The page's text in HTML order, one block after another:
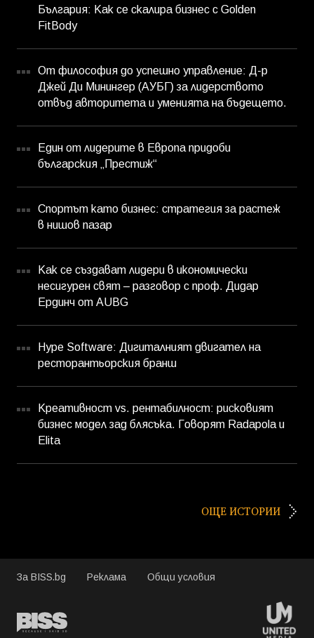
България: Как се скалира бизнес с Golden
FitBody
От философия до успешно управление: Д-р
Джей Ди Минингер (АУБГ) за лидерството
отвъд авторитета и уменията на бъдещето.
Един от лидерите в Европа придоби
българския „Престиж“
Спортът като бизнес: стратегия за растеж
в нишов пазар
Как се създават лидери в икономически
несигурен свят – разговор с проф. Дидар
Ердинч от AUBG
Hype Software: Дигиталният двигател на
ресторантьорския бранш
Креативност vs. рентабилност: рисковият
бизнес модел зад блясъка. Говорят Radapola и
Elita
ОЩЕ ИСТОРИИ
За BISS.bg Реклама Общи условия